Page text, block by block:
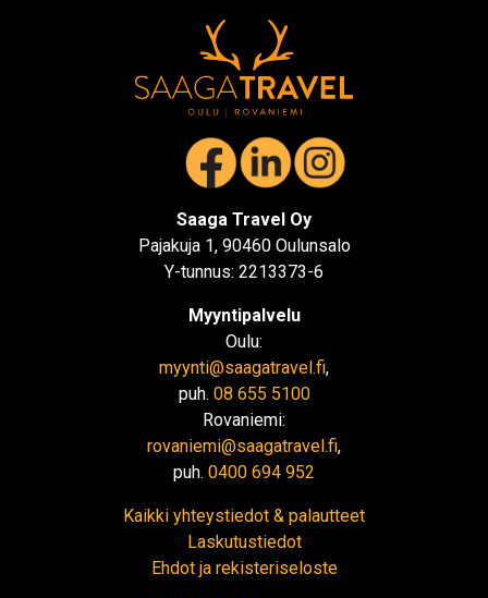
Saaga Travel Oy
Pajakuja 1, 90460 Oulunsalo
Y-tunnus: 2213373-6
Myyntipalvelu
Oulu:
myynti@saagatravel.fi,
puh. 08 655 5100
Rovaniemi:
rovaniemi@saagatravel.fi,
puh. 0400 694 952
Kaikki yhteystiedot & palautteet
Laskutustiedot
Ehdot ja rekisteriseloste